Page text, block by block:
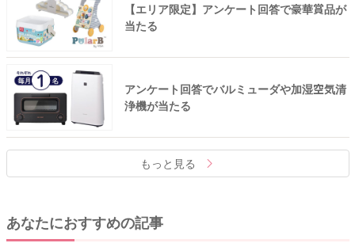
【エリア限定】アンケート回答で豪華賞品が
当たる
アンケート回答でバルミューダや加湿空気清
浄機が当たる
もっと見る
あなたにおすすめの記事